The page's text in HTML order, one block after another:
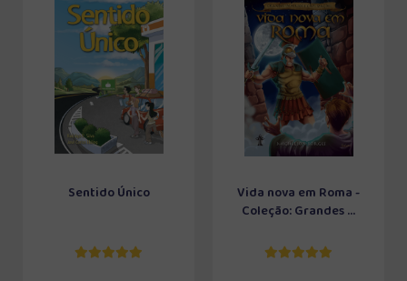
Sentido Único
Vida nova em Roma -
Coleção: Grandes ...